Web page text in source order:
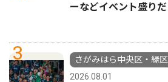
ーなどイベント盛り
3
さがみはら中央区・緑区
2026.08.01